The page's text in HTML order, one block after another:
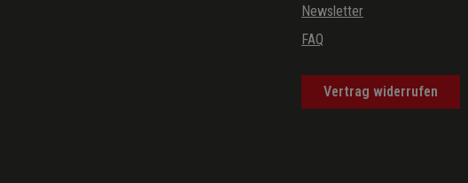
Newsletter
FAQ
Vertrag widerrufen